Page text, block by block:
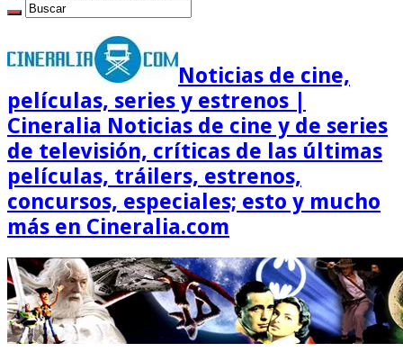
Noticias de cine,
películas, series y estrenos |
Cineralia Noticias de cine y de series
de televisión, críticas de las últimas
películas, tráilers, estrenos,
concursos, especiales; esto y mucho
más en Cineralia.com